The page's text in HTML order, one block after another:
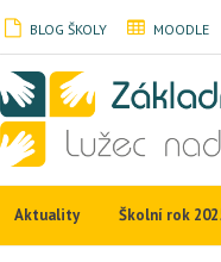
BLOG ŠKOLY MOODLE
Aktuality Školní rok